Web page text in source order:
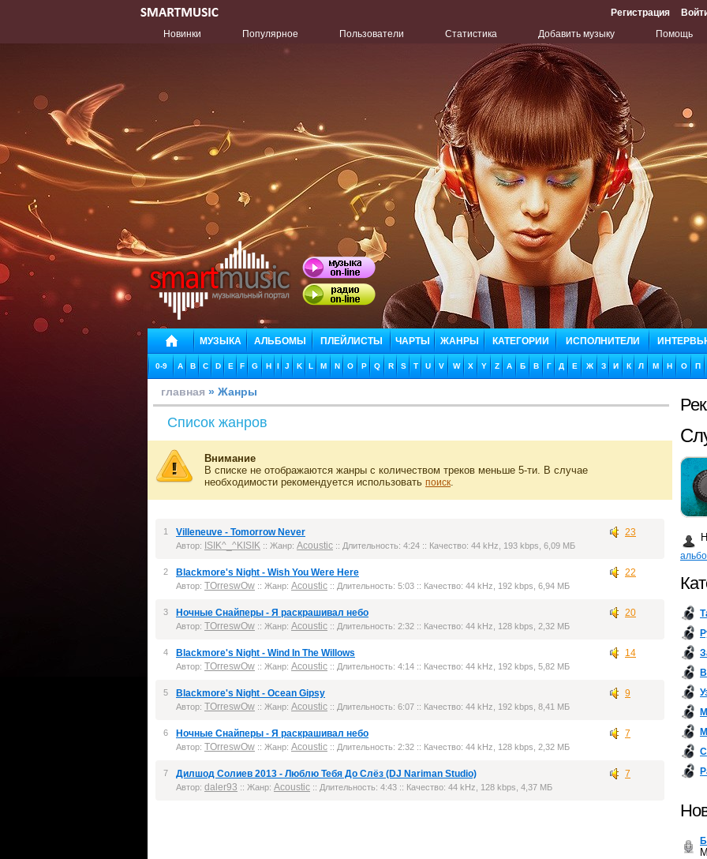
Регистрация
Новинки
Популярное Пользователи Статистика Добавить музыку Помощь
МУЗЫКА АЛЬБОМЫ ПЛЕЙЛИСТЫ ЧАРТЫ ЖАНРЫ КАТЕГОРИИ ИСПОЛНИТЕЛИ
0-9 A B C D E F G H I J K L M N O P Q R S T U V W X Y Z А Б В Г Д Е Ж З И К Л М Н О П
главная » Жанры
Список жанров
Внимание
В списке не отображаются жанры с количеством треков меньше 5-ти. В случае
необходимости рекомендуется использовать поиск.
23
1 Villeneuve - Tomorrow Never
Автор: ISIK^_^KISIK :: Жанр: Acoustic :: Длительность: 4:24 :: Качество: 44 kHz, 193 kbps, 6,09 МБ
22
2 Blackmore's Night - Wish You Were Here
Автор: TOrreswOw :: Жанр: Acoustic :: Длительность: 5:03 :: Качество: 44 kHz, 192 kbps, 6,94 МБ
20
3 Ночные Снайперы - Я раскрашивал небо
Автор: TOrreswOw :: Жанр: Acoustic :: Длительность: 2:32 :: Качество: 44 kHz, 128 kbps, 2,32 МБ
14
4 Blackmore's Night - Wind In The Willows
Автор: TOrreswOw :: Жанр: Acoustic :: Длительность: 4:14 :: Качество: 44 kHz, 192 kbps, 5,82 МБ
9
5 Blackmore's Night - Ocean Gipsy
Автор: TOrreswOw :: Жанр: Acoustic :: Длительность: 6:07 :: Качество: 44 kHz, 192 kbps, 8,41 МБ
7
6 Ночные Снайперы - Я раскрашивал небо
Автор: TOrreswOw :: Жанр: Acoustic :: Длительность: 2:32 :: Качество: 44 kHz, 128 kbps, 2,32 МБ
7
7 Дилшод Солиев 2013 - Люблю Тебя До Слёз (DJ Nariman Studio)
Автор: daler93 :: Жанр: Acoustic :: Длительность: 4:43 :: Качество: 44 kHz, 128 kbps, 4,37 МБ